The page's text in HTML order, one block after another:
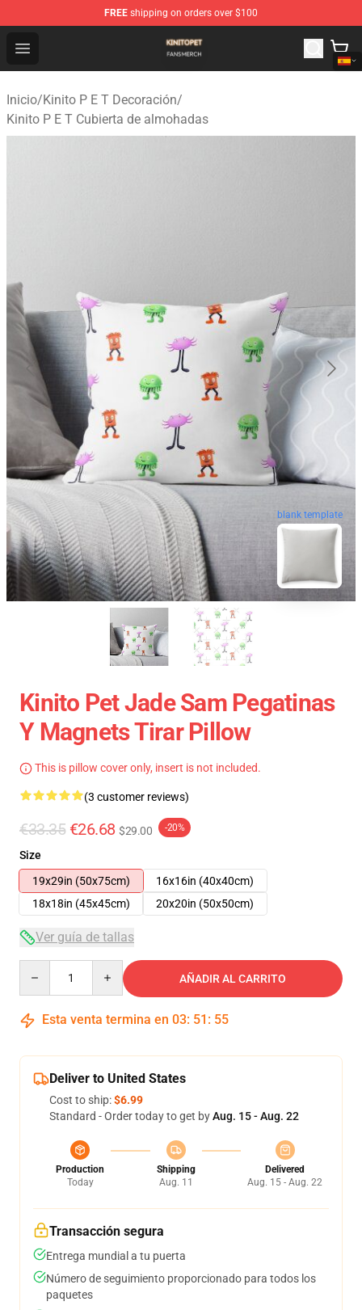
FREE shipping on orders over $100
Open menu
Kinito P E T Shop - Official Kinito P E T Merchandise
Inicio/Kinito P E T Decoración/
Kinito P E T Cubierta de almohadas
blank template
Kinito Pet Jade Sam Pegatinas
Y Magnets Tirar Pillow
This is pillow cover only, insert is not included.
(3 customer reviews)
€33.35 €26.68 $29.00 -20%
Size
19x29in (50x75cm)
16x16in (40x40cm)
18x18in (45x45cm)
20x20in (50x50cm)
Ver guía de tallas
AÑADIR AL CARRITO
Esta venta termina en 03: 51 : 55
Deliver to United States
Cost to ship:$6.99
Standard - Order today to get byAug. 15 - Aug. 22
Production
Today
Shipping
Aug. 11
Delivered
Aug. 15 - Aug. 22
Transacción segura
Entrega mundial a tu puerta
Número de seguimiento proporcionado para todos los
paquetes